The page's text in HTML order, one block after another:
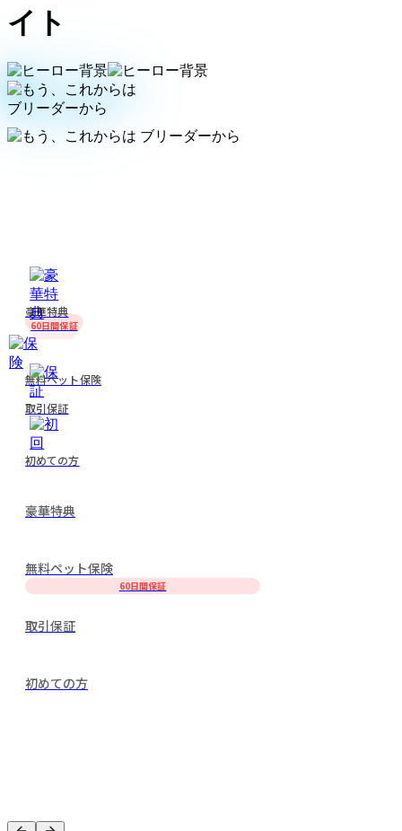
イト
豪華特典
60日間保証
無料ペット保険
取引保証
初めての方
豪華特典
無料ペット保険
60日間保証
取引保証
初めての方